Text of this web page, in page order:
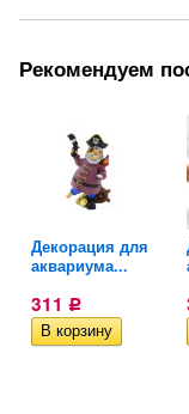
Рекомендуем
Декорация для
аквариума...
311 Р